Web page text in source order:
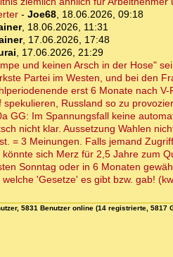
- Joe68, 18.06.2026, 09:18
, 18.06.2026, 11:31
, 17.06.2026, 17:48
, 17.06.2026, 21:29
und keinen Arsch in der Hose"
Partei im Westen, und bei den
erst 6 Monate nach
Russland so zu
GG: Im Spannungsfall keine
nicht klar. Aussetzung Wahlen
= 3 Meinungen. Falls jemand
sich Merz für 2,5 Jahre zum
Sonntag oder in 6 Monaten
'Gesetze' es gibt bzw. gab!
5831 Benutzer online (14 registrierte, 5817